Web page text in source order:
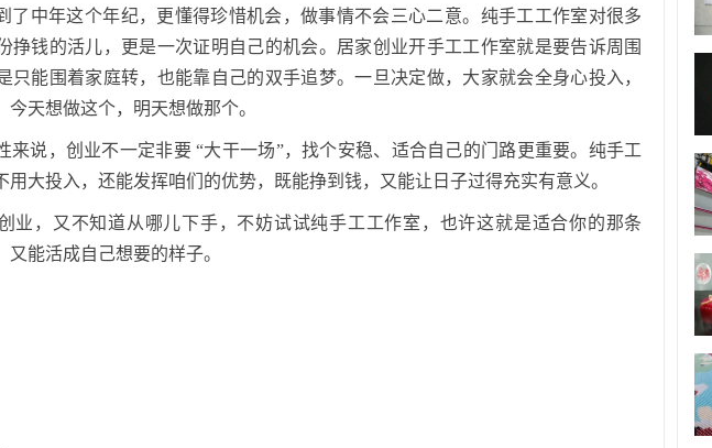
了中年这个年纪，更懂得珍惜机会，做事情不会三心二意。纯手工工作室对很多
挣钱的活儿，更是一次证明自己的机会。居家创业开手工工作室就是要告诉周围
只能围着家庭转，也能靠自己的双手追梦。一旦决定做，大家就会全身心投入，
今天想做这个，明天想做那个。
来说，创业不一定非要 “大干一场”，找个安稳、适合自己的门路更重要。纯手工
用大投入，还能发挥咱们的优势，既能挣到钱，又能让日子过得充实有意义。
业，又不知道从哪儿下手，不妨试试纯手工工作室，也许这就是适合你的那条
又能活成自己想要的样子。